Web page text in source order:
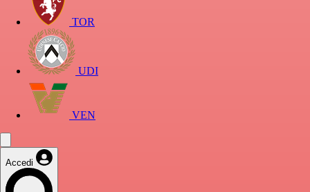
TOR
UDI
VEN
Accedi